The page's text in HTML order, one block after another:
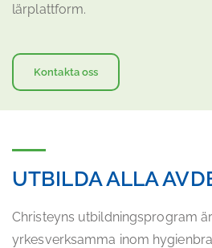
lärplattform.
Kontakta oss
UTBILDA ALLA
Christeyns utbildningsprogram
yrkesverksamma inom